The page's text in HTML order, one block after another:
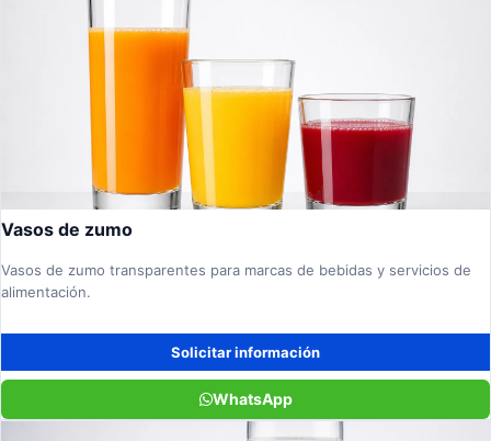
Vasos de zumo
Vasos de zumo transparentes para marcas de bebidas y servicios de
alimentación.
Solicitar información
WhatsApp